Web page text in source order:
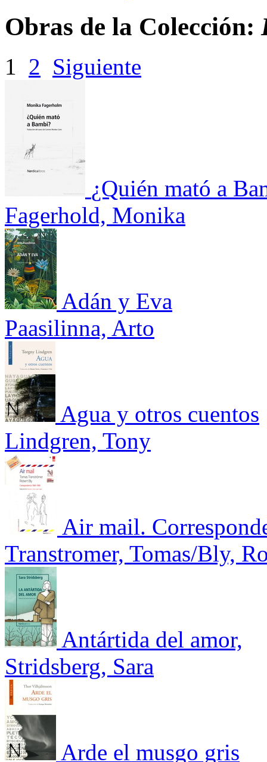
Obras de la Colección:
1 2 Siguiente
¿Quién mató a
Fagerhold, Monika
Adán y Eva
Paasilinna, Arto
Agua y otros cuentos
Lindgren, Tony
Air mail.
Transtromer, Tomas/Bly,
Antártida del amor,
Stridsberg, Sara
Arde el musgo gris